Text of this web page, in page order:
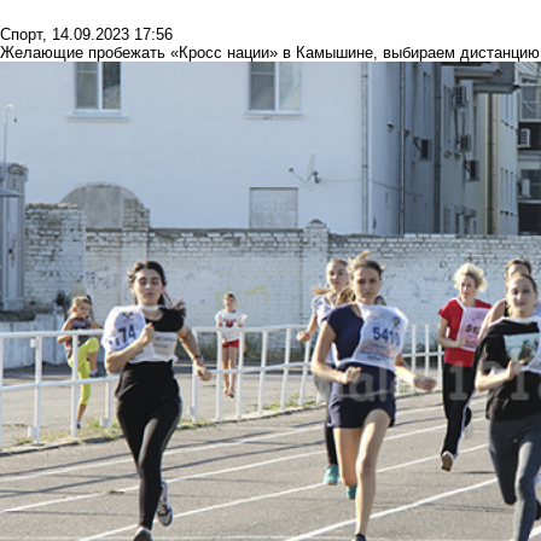
Спорт, 14.09.2023 17:56
Желающие пробежать «Кросс нации» в Камышине, выбираем